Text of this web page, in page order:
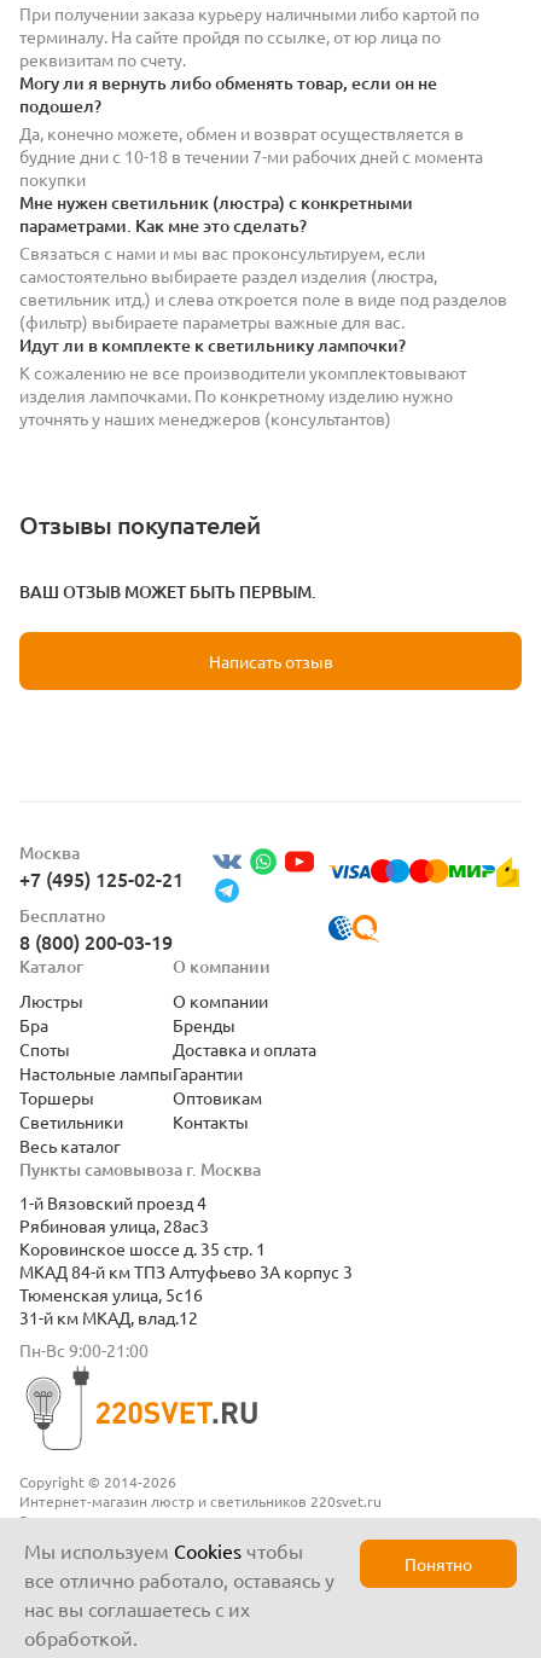
При получении заказа курьеру наличными либо картой по
терминалу. На сайте пройдя по ссылке, от юр лица по
реквизитам по счету.
Могу ли я вернуть либо обменять товар, если он не
подошел?
Да, конечно можете, обмен и возврат осуществляется в
будние дни с 10-18 в течении 7-ми рабочих дней с момента
покупки
Мне нужен светильник (люстра) с конкретными
параметрами. Как мне это сделать?
Связаться с нами и мы вас проконсультируем, если
самостоятельно выбираете раздел изделия (люстра,
светильник итд.) и слева откроется поле в виде под разделов
(фильтр) выбираете параметры важные для вас.
Идут ли в комплекте к светильнику лампочки?
К сожалению не все производители укомплектовывают
изделия лампочками. По конкретному изделию нужно
уточнять у наших менеджеров (консультантов)
Отзывы покупателей
ВАШ ОТЗЫВ МОЖЕТ БЫТЬ ПЕРВЫМ.
Написать отзыв
Copyright © 2014-2026
Интернет-магазин люстр и светильников 220svet.ru
Все права защищены
Москва
+7 (495) 125-02-21
Бесплатно
8 (800) 200-03-19
Пункты самовывоза г. Москва
1-й Вязовский проезд 4
Рябиновая улица, 28ас3
Коровинское шоссе д. 35 стр. 1
МКАД 84-й км ТПЗ Алтуфьево 3А корпус 3
Тюменская улица, 5с16
31-й км МКАД, влад.12
Пн-Вс 9:00-21:00
Каталог
Люстры
Бра
Споты
Настольные лампы
Торшеры
Светильники
Весь каталог
О компании
О компании
Бренды
Доставка и оплата
Гарантии
Оптовикам
Контакты
Мы используем Cookies чтобы
все отлично работало, оставаясь у
нас вы соглашаетесь с их
обработкой.
Понятно